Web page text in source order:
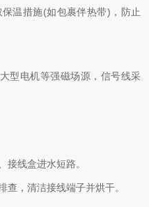
温措施(如包裹伴热带)，防止
电机等强磁场源，信号线采
线盒进水短路。
，清洁接线端子并烘干。